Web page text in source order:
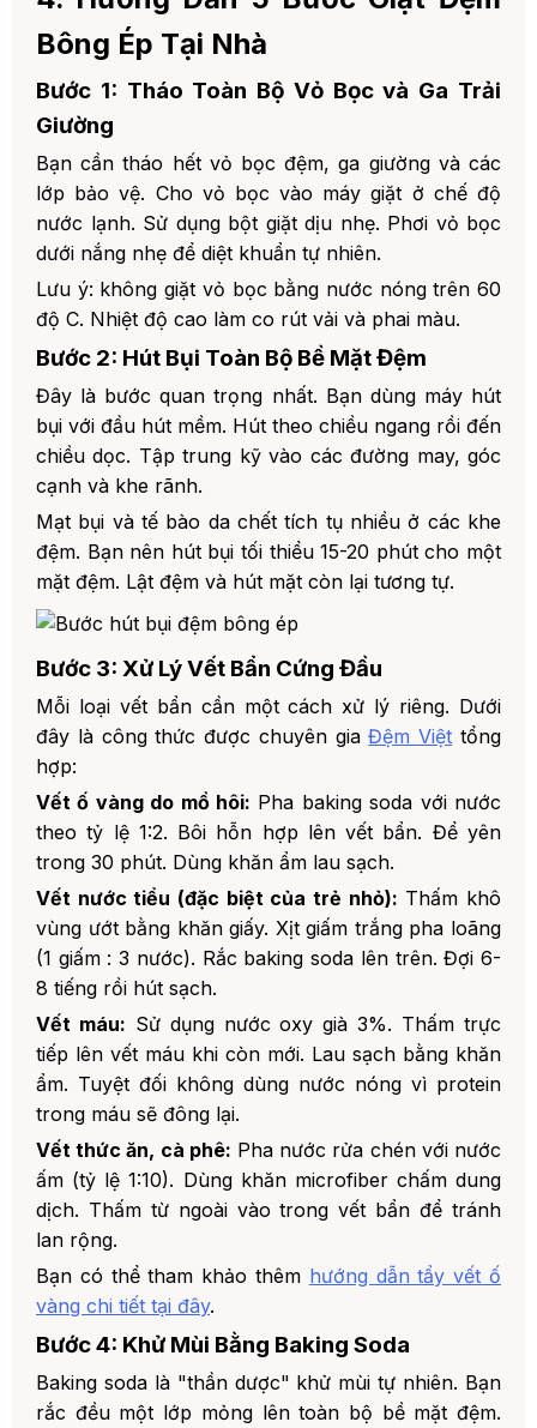
Bông Ép Tại Nhà
Bước 1: Tháo Toàn Bộ Vỏ Bọc và Ga Trải
Giường
Bạn cần tháo hết vỏ bọc đệm, ga giường và các
lớp bảo vệ. Cho vỏ bọc vào máy giặt ở chế độ
nước lạnh. Sử dụng bột giặt dịu nhẹ. Phơi vỏ bọc
dưới nắng nhẹ để diệt khuẩn tự nhiên.
Lưu ý: không giặt vỏ bọc bằng nước nóng trên 60
độ C. Nhiệt độ cao làm co rút vải và phai màu.
Bước 2: Hút Bụi Toàn Bộ Bề Mặt Đệm
Đây là bước quan trọng nhất. Bạn dùng máy hút
bụi với đầu hút mềm. Hút theo chiều ngang rồi đến
chiều dọc. Tập trung kỹ vào các đường may, góc
cạnh và khe rãnh.
Mạt bụi và tế bào da chết tích tụ nhiều ở các khe
đệm. Bạn nên hút bụi tối thiểu 15-20 phút cho một
mặt đệm. Lật đệm và hút mặt còn lại tương tự.
Bước 3: Xử Lý Vết Bẩn Cứng Đầu
Mỗi loại vết bẩn cần một cách xử lý riêng. Dưới
đây là công thức được chuyên giaĐệm Việt tổng
hợp:
Vết ố vàng do mồ hôi: Pha baking soda với nước
theo tỷ lệ 1:2. Bôi hỗn hợp lên vết bẩn. Để yên
trong 30 phút. Dùng khăn ẩm lau sạch.
Vết nước tiểu (đặc biệt của trẻ nhỏ): Thấm khô
vùng ướt bằng khăn giấy. Xịt giấm trắng pha loãng
(1 giấm : 3 nước). Rắc baking soda lên trên. Đợi 6-
8 tiếng rồi hút sạch.
Vết máu: Sử dụng nước oxy già 3%. Thấm trực
tiếp lên vết máu khi còn mới. Lau sạch bằng khăn
ẩm. Tuyệt đối không dùng nước nóng vì protein
trong máu sẽ đông lại.
Vết thức ăn, cà phê: Pha nước rửa chén với nước
ấm (tỷ lệ 1:10). Dùng khăn microfiber chấm dung
dịch. Thấm từ ngoài vào trong vết bẩn để tránh
lan rộng.
Bạn có thể tham khảo thêm hướng dẫn tẩy vết ố
vàng chi tiết tại đây.
Bước 4: Khử Mùi Bằng Baking Soda
Baking soda là "thần dược" khử mùi tự nhiên. Bạn
rắc đều một lớp mỏng lên toàn bộ bề mặt đệm.